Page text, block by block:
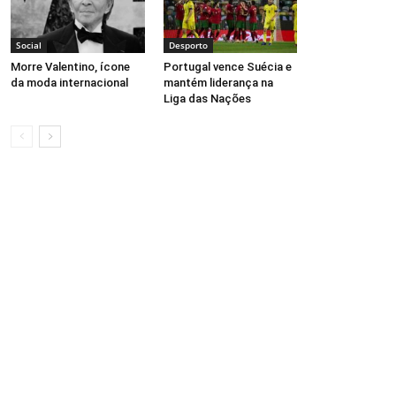
Social
Morre Valentino, ícone
da moda internacional
Desporto
Portugal vence Suécia e
mantém liderança na
Liga das Nações